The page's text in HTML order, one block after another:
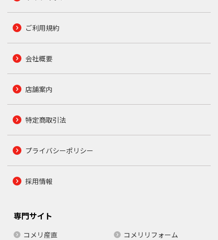
ご利用規約
会社概要
店舗案内
特定商取引法
プライバシーポリシー
採用情報
専門サイト
コメリ産直
コメリリフォーム